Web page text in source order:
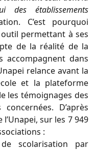
des établissements
C’est pourquoi
outil permettant à ses
de la réalité de la
accompagnent dans
relance avant la
et la plateforme
les témoignages des
D’après
sur les 7 949
:
scolarisation par